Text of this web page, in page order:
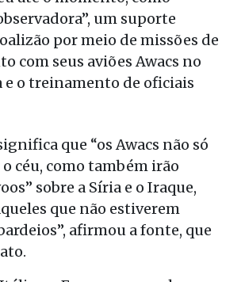
um suporte
por meio de missões de
com seus aviões Awacs no
e o treinamento de oficiais
que “os Awacs não só
céu, como também irão
sobre a Síria e o Iraque,
que não estiverem
afirmou a fonte, que